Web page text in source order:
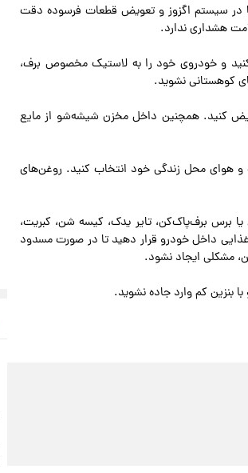
در سیستم اگزوز و تعویض قطعات فرسوده دقت
هشداری ندارد.
و خودروی خود را به لاستیک مخصوص برف،
کوهستانی نشوید.
کنید. همچنین داخل مخزن شیشه‌شو از مایع
و هوای محل زندگی خود انتخاب کنید. روغن‌های
برس برف‌پاک‌کن، تایر یدک، کیسه شن، کبریت،
داخل خودرو قرار دهید تا در صورت مسدود
مشکلی ایجاد نشود.
بنزین کم وارد جاده نشوید.